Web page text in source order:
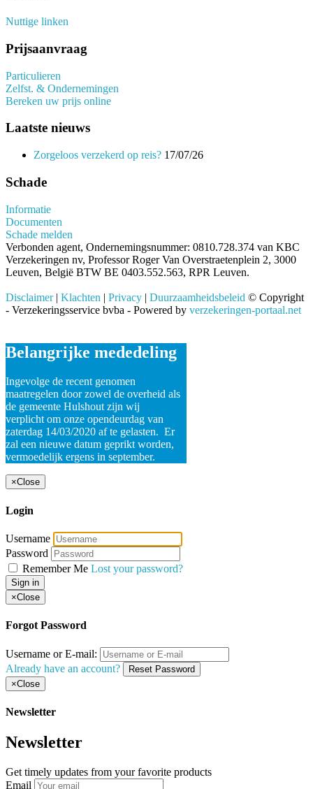
Nuttige linken
Prijsaanvraag
Particulieren
Zelfst. & Ondernemingen
Bereken uw prijs online
Laatste nieuws
Zorgeloos verzekerd op reis? 17/07/26
Schade
Informatie
Documenten
Schade melden
Verbonden agent, Ondernemingsnummer: 0810.728.374 van KBC
Verzekeringen nv, Professor Roger Van Overstraetenplein 2, 3000
Leuven, België BTW BE 0403.552.563, RPR Leuven.
Disclaimer| Klachten | Privacy | Duurzaamheidsbeleid © Copyright
- Verzekeringsservice bvba - Powered by verzekeringen-portaal.net
Belangrijke mededeling
Ingevolge de recent genomen
maatregelen door zowel de overheid als
de gemeente Hulshout zijn wij
verplicht om onze opendeurdag van
zaterdag 14/03/2020 af te gelasten. Er
zal een nieuwe datum geprikt worden,
vermoedelijk ergens in september.
×Close
Login
Username
Password
Remember Me Lost your password?
Sign in
×Close
Forgot Password
Username or E-mail:
Already have an account?
Reset Password
×Close
Newsletter
Newsletter
Get timely updates from your favorite products
Email